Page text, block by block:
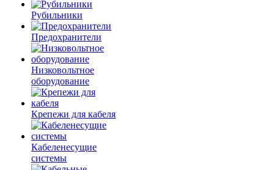
Рубильники
Предохранители
Низковольтное
оборудование
Крепежи для кабеля
Кабеленесущие
системы